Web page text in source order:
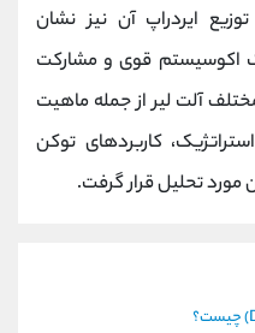
ایردراپ آن نیز نشان
اکوسیستم قوی و مشارکت‌
آلت ‌لیر از جمله ماهیت
کاربردهای توکن